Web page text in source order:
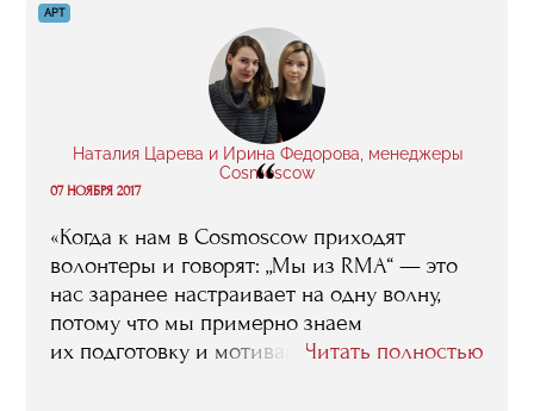
увеличились продажи процентов на 30–40.
Инструменты, о которых рассказывал
Михаил, до сих пор помогают мне собирать
клубы, и RED в том числе».
АРТ
Наталия Царева и Ирина Федорова, менеджеры
Cosmoscow
“
07 НОЯБРЯ 2017
«Когда к нам в Cosmoscow приходят
волонтеры и говорят: „Мы из RMA“ — это
нас заранее настраивает на одну волну,
потому что мы примерно знаем
их подготовку и мотивацию. К тем, кто
Читать полностью